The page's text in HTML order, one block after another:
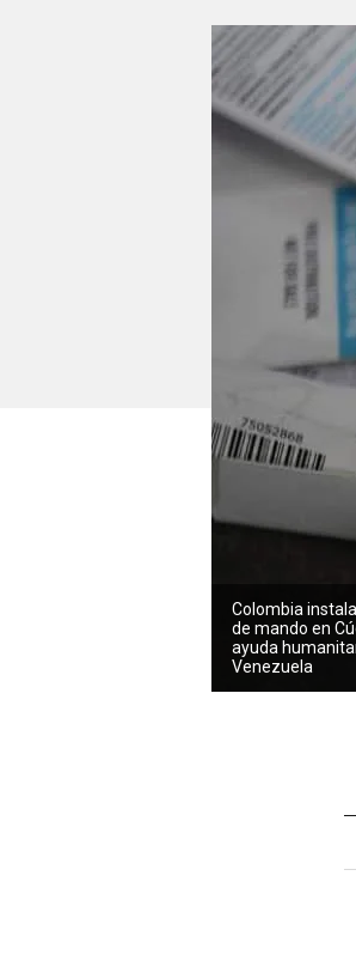
Colombia
de mando en
ayuda
Venezuela